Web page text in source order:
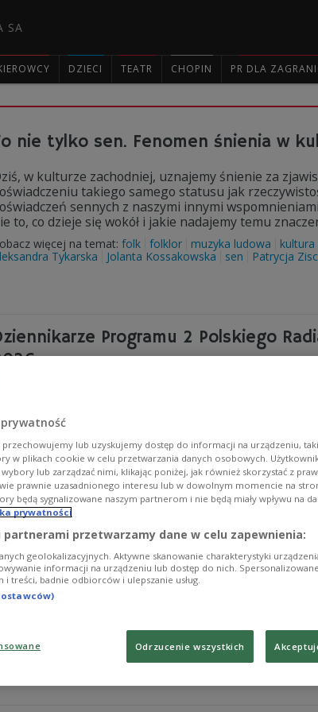
SA
DZIECI TEATR CHOPIN PR DLA
nie tylko sen. Fenomen śnienia w
w kulturze zachodniej, uznajemy śnienie za
takiego samego statusu jak
sennych z naszymi innymi
to, co dzieje się wokół i jakie nadajemy temu
więcej na temat: folk folklor muzyka ludowa
Tykarska
Jolanta Kossakowska sen Patrycja
Programu 2 Polskiego
Programu 2 Polskiego Radia znaleźli
Wyróżnienie trafiło do Dyrektora – Redaktora
z Redakcji Muzycznej Dwójki,
osoby i instytucje szczególnie
więcej na temat:KULTURA Dwójka Ewa Szczecińska
ratować ginące języki?
lutego przypada Międzynarodowy Dzień Języka
założeniu dopomóc w ochronie różnorodności
ginących języków.
Magdalena Zbylut-Wiśniewska Aldona
lub uzyskujemy dostęp do informacji na urządzeniu,
w plikach cookie w celu przetwarzania danych osobowych.
lub zarządzać nimi, klikając poniżej, jak również skorzystać z
prawnie uzasadnionego interesu lub w dowolnym momencie na
będą sygnalizowane naszym partnerom i nie będą miały wpływu na
prywatności
partnerami przetwarzamy dane w celu zapewnienia:
geolokalizacyjnych. Aktywne skanowanie charakterystyki
informacji na urządzeniu lub dostęp do nich.
treści, badnie odbiorców i ulepszanie usług.
Odrzucenie wszystkich